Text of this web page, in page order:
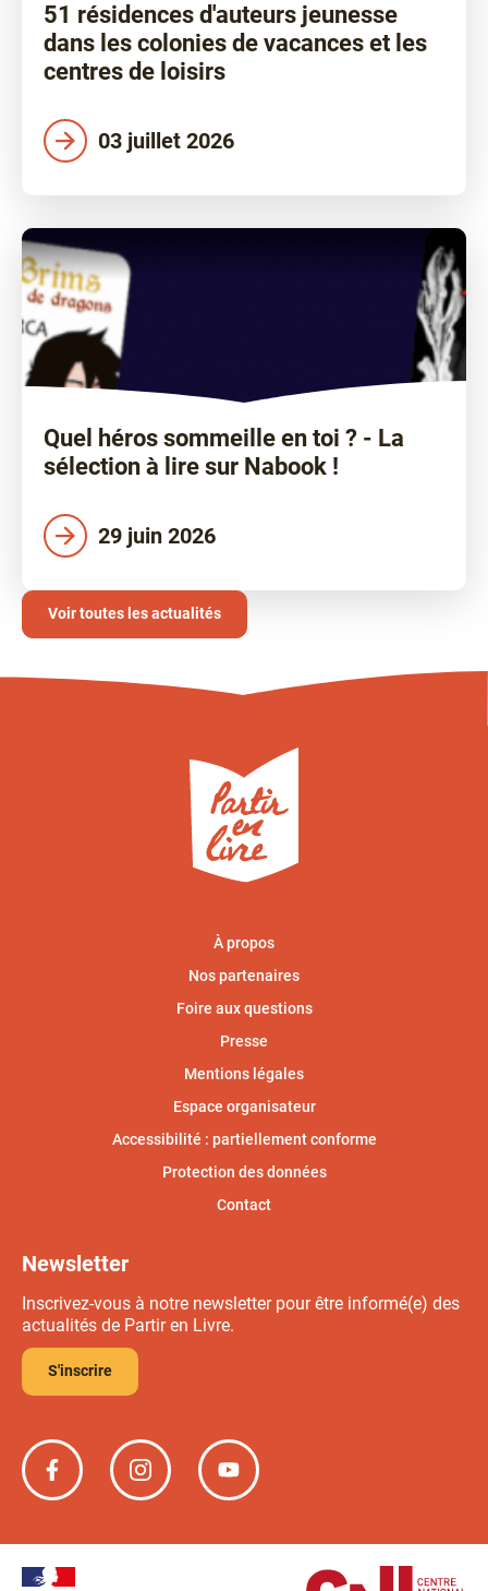
51 résidences d'auteurs jeunesse
dans les colonies de vacances et les
centres de loisirs
03 juillet 2026
Quel héros sommeille en toi ? - La
sélection à lire sur Nabook !
29 juin 2026
Voir toutes les actualités
À propos
Nos partenaires
Foire aux questions
Presse
Mentions légales
Espace organisateur
Accessibilité : partiellement conforme
Protection des données
Contact
Newsletter
Inscrivez-vous à notre newsletter pour être informé(e) des
actualités de Partir en Livre.
S'inscrire
Partir
en
sur
Facebook
Partir
en
sur
Partir
en
sur